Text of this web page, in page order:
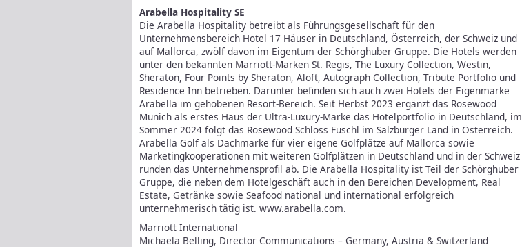
Arabella Hospitality SE
Die Arabella Hospitality betreibt als Führungsgesellschaft für den
Unternehmensbereich Hotel 17 Häuser in Deutschland, Österreich, der Schweiz und
auf Mallorca, zwölf davon im Eigentum der Schörghuber Gruppe. Die Hotels werden
unter den bekannten Marriott-Marken St. Regis, The Luxury Collection, Westin,
Sheraton, Four Points by Sheraton, Aloft, Autograph Collection, Tribute Portfolio und
Residence Inn betrieben. Darunter befinden sich auch zwei Hotels der Eigenmarke
Arabella im gehobenen Resort-Bereich. Seit Herbst 2023 ergänzt das Rosewood
Munich als erstes Haus der Ultra-Luxury-Marke das Hotelportfolio in Deutschland, im
Sommer 2024 folgt das Rosewood Schloss Fuschl im Salzburger Land in Österreich.
Arabella Golf als Dachmarke für vier eigene Golfplätze auf Mallorca sowie
Marketingkooperationen mit weiteren Golfplätzen in Deutschland und in der Schweiz
runden das Unternehmensprofil ab. Die Arabella Hospitality ist Teil der Schörghuber
Gruppe, die neben dem Hotelgeschäft auch in den Bereichen Development, Real
Estate, Getränke sowie Seafood national und international erfolgreich
unternehmerisch tätig ist. www.arabella.com.
Marriott International
Michaela Belling, Director Communications – Germany, Austria & Switzerland